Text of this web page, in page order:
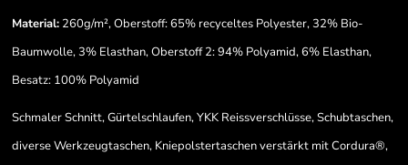
Material: 260g/m², Oberstoff: 65% recyceltes Polyester, 32% Bio-
Baumwolle, 3% Elasthan, Oberstoff 2: 94% Polyamid, 6% Elasthan,
Besatz: 100% Polyamid
Schmaler Schnitt, Gürtelschlaufen, YKK Reissverschlüsse, Schubtaschen,
diverse Werkzeugtaschen, Kniepolstertaschen verstärkt mit Cordura®,